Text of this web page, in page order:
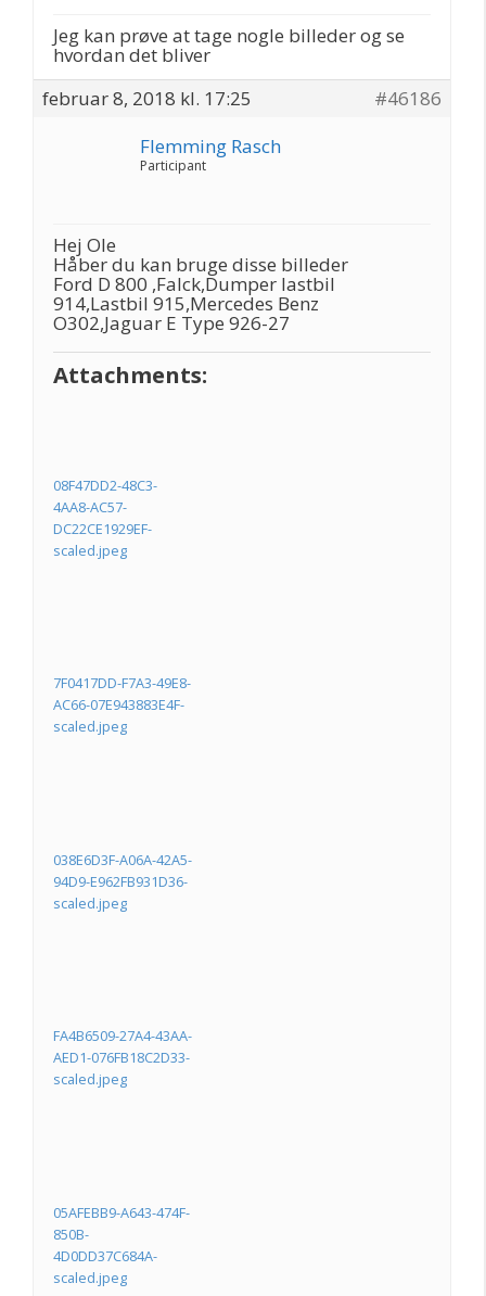
Jeg kan prøve at tage nogle billeder og se
hvordan det bliver
februar 8, 2018 kl. 17:25
#46186
Flemming Rasch
Participant
Hej Ole
Håber du kan bruge disse billeder
Ford D 800 ,Falck,Dumper lastbil
914,Lastbil 915,Mercedes Benz
O302,Jaguar E Type 926-27
Attachments:
08F47DD2-48C3-
4AA8-AC57-
DC22CE1929EF-
scaled.jpeg
7F0417DD-F7A3-49E8-
AC66-07E943883E4F-
scaled.jpeg
038E6D3F-A06A-42A5-
94D9-E962FB931D36-
scaled.jpeg
FA4B6509-27A4-43AA-
AED1-076FB18C2D33-
scaled.jpeg
05AFEBB9-A643-474F-
850B-
4D0DD37C684A-
scaled.jpeg